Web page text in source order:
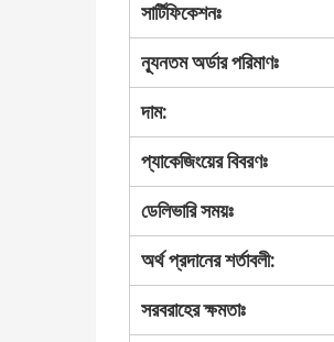
সার্টিফিকেশনঃ
ন্যূনতম অর্ডার পরিমাণঃ
দাম:
প্যাকেজিংয়ের বিবরণঃ
ডেলিভারি সময়ঃ
অর্থ প্রদানের শর্তাবলী:
সরবরাহের ক্ষমতাঃ